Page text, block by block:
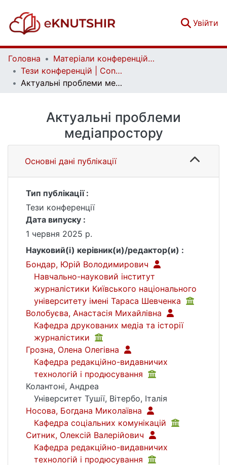
Увійти
Головна
Матеріали конференцій | Conference materials
Тези конференцій | Conference papers
Актуальні проблеми медіапростору
Актуальні проблеми
медіапростору
Основні дані публікації
Тип публікації :
Тези конференції
Дата випуску :
1 червня 2025 р.
Науковий(і) керівник(и)/редактор(и) :
Бондар, Юрій Володимирович
Навчально-науковий інститут
журналістики Київського національного
університету імені Тараса Шевченка
Волобуєва, Анастасія Михайлівна
Кафедра друкованих медіа та історії
журналістики
Грозна, Олена Олегівна
Кафедра редакційно-видавничих
технологій і продюсування
Колантоні, Андреа
Університет Тушії, Вітербо, Італія
Носова, Богдана Миколаївна
Кафедра соціальних комунікацій
Ситник, Олексій Валерійович
Кафедра редакційно-видавничих
технологій і продюсування